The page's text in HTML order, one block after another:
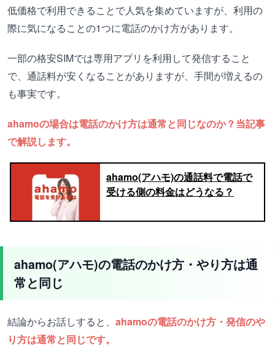
低価格で利用できることで人気を集めていますが、利用の
際に気になることの1つに電話のかけ方があります。
一部の格安SIMでは専用アプリを利用して発信すること
で、通話料が安くなることがありますが、手間が増えるの
も事実です。
ahamoの場合は電話のかけ方は通常と同じなのか？当記事
で解説します。
ahamo(アハモ)の通話料で電話で
受ける側の料金はどうなる？
ahamo(アハモ)の電話のかけ方・やり方は通
常と同じ
結論からお話しすると、 ahamoの電話のかけ方・発信のや
り方は通常と同じです。